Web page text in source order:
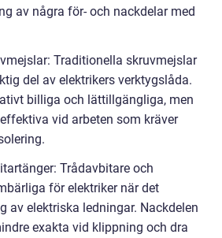
av några för- och nackdelar med
Traditionella skruvmejslar
del av elektrikers verktygslåda.
billiga och lättillgängliga, men
vid arbeten som kräver
Trådavbitare och
för elektriker när det
av elektriska ledningar. Nackdelen
exakta vid klippning och dra